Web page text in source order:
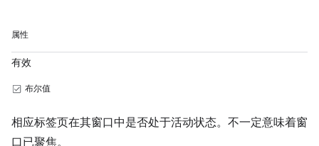
属性
有效
布尔值
相应标签页在其窗口中是否处于活动状态。不一定意味着窗
口已聚焦。